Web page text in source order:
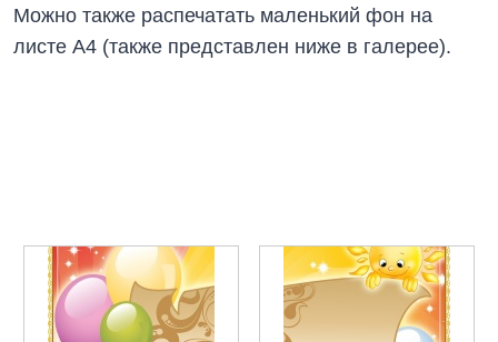
Можно также распечатать маленький фон на
листе А4 (также представлен ниже в галерее).